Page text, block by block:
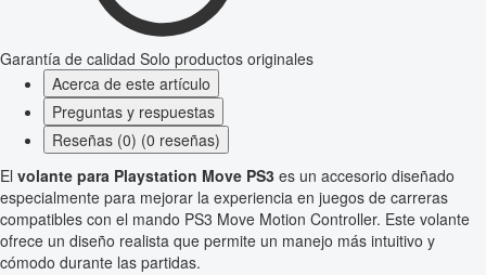
Garantía de calidad Solo productos originales
Acerca de este artículo
Preguntas y respuestas
Reseñas (0) (0 reseñas)
El volante para Playstation Move PS3 es un accesorio diseñado
especialmente para mejorar la experiencia en juegos de carreras
compatibles con el mando PS3 Move Motion Controller. Este volante
ofrece un diseño realista que permite un manejo más intuitivo y
cómodo durante las partidas.